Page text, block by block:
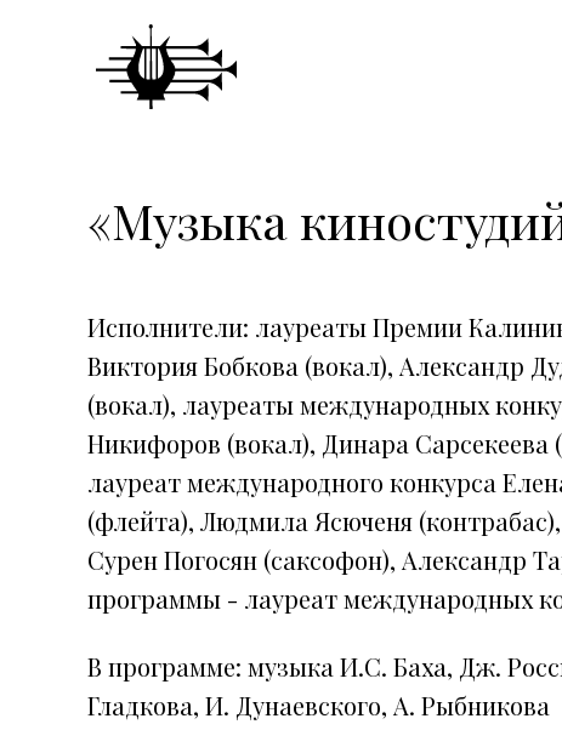
«Музыка
Исполнители: лауреаты Премии
Виктория Бобкова (вокал), Александр
(вокал), лауреаты международных
Никифоров (вокал), Динара Сарсекеева
лауреат международного конкурса
(флейта), Людмила Ясюченя
Сурен Погосян (саксофон), Александр
программы - лауреат международных
В программе: музыка И.С. Баха, Дж.
Гладкова, И. Дунаевского, А. Рыбникова